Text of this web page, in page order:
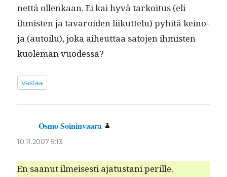
net­tä ollenkaan. Ei kai hyvä tarkoi­tus (eli
ihmis­ten ja tavaroiden liikut­telu) pyhitä keino­
ja (autoilu), joka aiheut­taa sato­jen ihmis­ten
kuole­man vuodessa?
Vastaa
Osmo Soininvaara
10.11.2007 9:13
En saanut ilmeis­es­ti aja­tus­tani perille.